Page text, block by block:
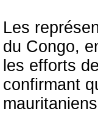
Les
du Congo,
les efforts
confirmant